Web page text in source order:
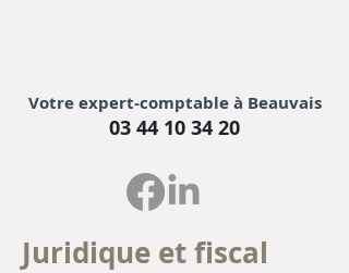
Votre expert-comptable à Beauvais
03 44 10 34 20
Juridique et fiscal